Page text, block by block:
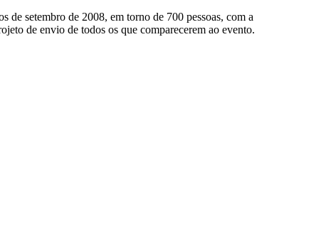
de setembro de 2008, em torno de 700 pessoas, com a
de envio de todos os que comparecerem ao evento.